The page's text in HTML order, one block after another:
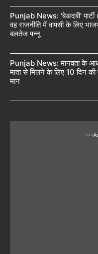
Punjab News: ‘बेअदबी’
वह राजनीति में वापसी के लिए
बलतेज पन्नू
Punjab News: मानवता के
माता से मिलने के लिए 10 दिन की
मान
---